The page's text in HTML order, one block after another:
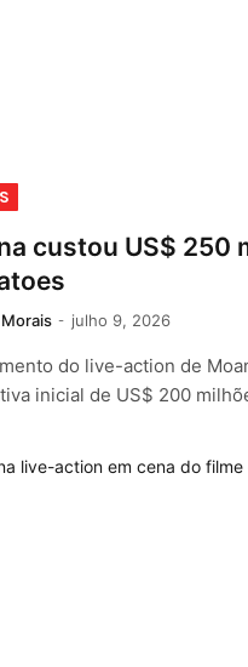
custou US$ 250
julho 9, 2026
do live-action de
inicial de US$ 200